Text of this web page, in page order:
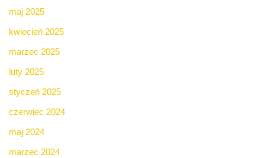
maj 2025
kwiecień 2025
marzec 2025
luty 2025
styczeń 2025
czerwiec 2024
maj 2024
marzec 2024